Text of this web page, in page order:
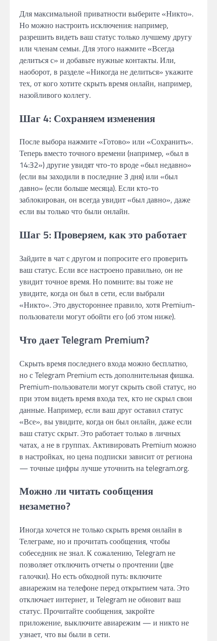
Для максимальной приватности выберите «Никто».
Но можно настроить исключения: например,
разрешить видеть ваш статус только лучшему другу
или членам семьи. Для этого нажмите «Всегда
делиться с» и добавьте нужные контакты. Или,
наоборот, в разделе «Никогда не делиться» укажите
тех, от кого хотите скрыть время онлайн, например,
назойливого коллегу.
Шаг 4: Сохраняем изменения
После выбора нажмите «Готово» или «Сохранить».
Теперь вместо точного времени (например, «был в
14:32») другие увидят что-то вроде «был недавно»
(если вы заходили в последние 3 дня) или «был
давно» (если больше месяца). Если кто-то
заблокирован, он всегда увидит «был давно», даже
если вы только что были онлайн.
Шаг 5: Проверяем, как это работает
Зайдите в чат с другом и попросите его проверить
ваш статус. Если все настроено правильно, он не
увидит точное время. Но помните: вы тоже не
увидите, когда он был в сети, если выбрали
«Никто». Это двустороннее правило, хотя Premium-
пользователи могут обойти его (об этом ниже).
Что дает Telegram Premium?
Скрыть время последнего входа можно бесплатно,
но с Telegram Premium есть дополнительная фишка.
Premium-пользователи могут скрыть свой статус, но
при этом видеть время входа тех, кто не скрыл свои
данные. Например, если ваш друг оставил статус
«Все», вы увидите, когда он был онлайн, даже если
ваш статус скрыт. Это работает только в личных
чатах, а не в группах. Активировать Premium можно
в настройках, но цена подписки зависит от региона
— точные цифры лучше уточнить на telegram.org.
Можно ли читать сообщения
незаметно?
Иногда хочется не только скрыть время онлайн в
Телеграме, но и прочитать сообщения, чтобы
собеседник не знал. К сожалению, Telegram не
позволяет отключить отчеты о прочтении (две
галочки). Но есть обходной путь: включите
авиарежим на телефоне перед открытием чата. Это
отключает интернет, и Telegram не обновит ваш
статус. Прочитайте сообщения, закройте
приложение, выключите авиарежим — и никто не
узнает, что вы были в сети.